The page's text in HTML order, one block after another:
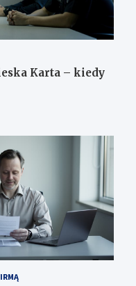
Karta – kiedy